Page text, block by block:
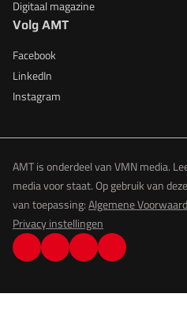
Digitaal magazine
Volg AMT
Facebook
LinkedIn
Instagram
AMT is onderdeel van VMN media.
media voor staat. Op gebruik van
van toepassing:Algemene
Privacy instellingen